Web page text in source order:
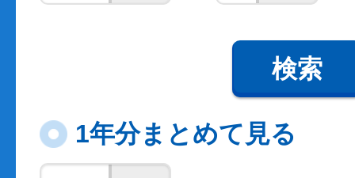
検索
1年分まとめて見る